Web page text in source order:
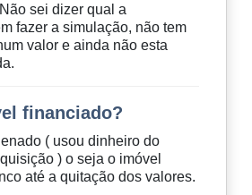
sei dizer qual a
fazer a simulação, não tem
valor e ainda não esta
financiado?
( usou dinheiro do
) o seja o imóvel
até a quitação dos valores.